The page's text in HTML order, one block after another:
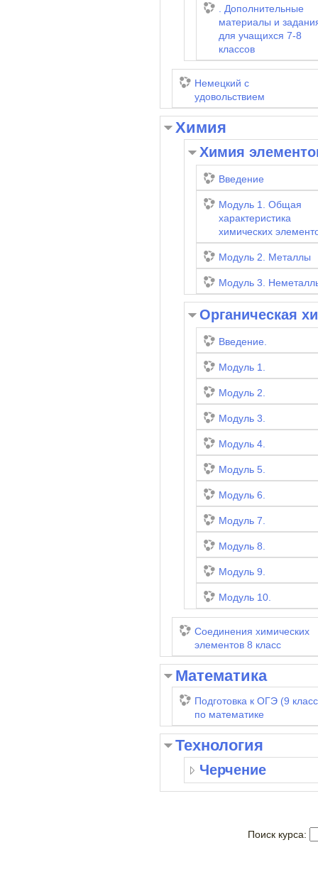
. Дополнительные
материалы и
для учащихся 7-8
классов
Немецкий с
удовольствием
Химия
Химия
Введение
Модуль 1. Общая
характеристика
химических
Модуль 2. Металлы
Модуль 3.
Органическая
Введение.
Модуль 1.
Модуль 2.
Модуль 3.
Модуль 4.
Модуль 5.
Модуль 6.
Модуль 7.
Модуль 8.
Модуль 9.
Модуль 10.
Соединения химических
элементов 8 класс
Математика
Подготовка к ОГЭ (9
по математике
Технология
Черчение
Поиск курса: